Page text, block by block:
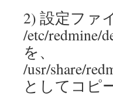
2) 設定ファ
/etc/redmine/
を、
/usr/share/
としてコピ